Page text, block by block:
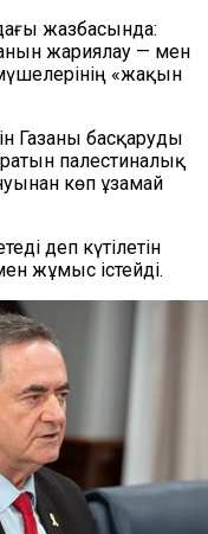
жазбасында:
жариялау — мен
«жақын
Газаны басқаруды
палестиналық
көп ұзамай
деп күтілетін
жұмыс істейді.